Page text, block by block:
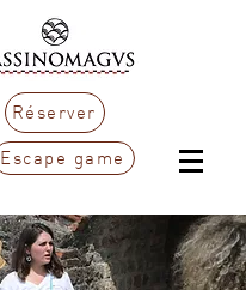
Réserver
Escape game